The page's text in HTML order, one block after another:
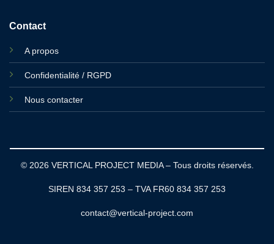
Contact
A propos
Confidentialité / RGPD
Nous contacter
© 2026 VERTICAL PROJECT MEDIA – Tous droits réservés.
SIREN 834 357 253 – TVA FR60 834 357 253
contact@vertical-project.com